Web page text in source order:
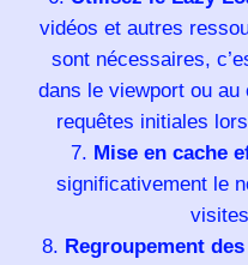
vidéos et autres
sont nécessaires,
dans le viewport ou
requêtes initiales
Mise en cache
significativement le
Regroupement